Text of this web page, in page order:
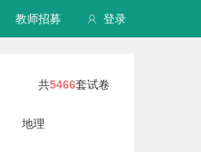
登录
教师招募
共5466套试卷
地理